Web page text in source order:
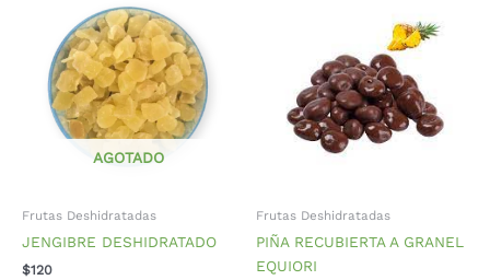
AGOTADO
Frutas Deshidratadas
JENGIBRE DESHIDRATADO
$120
Frutas Deshidratadas
PIÑA RECUBIERTA A GRANEL
EQUIORI